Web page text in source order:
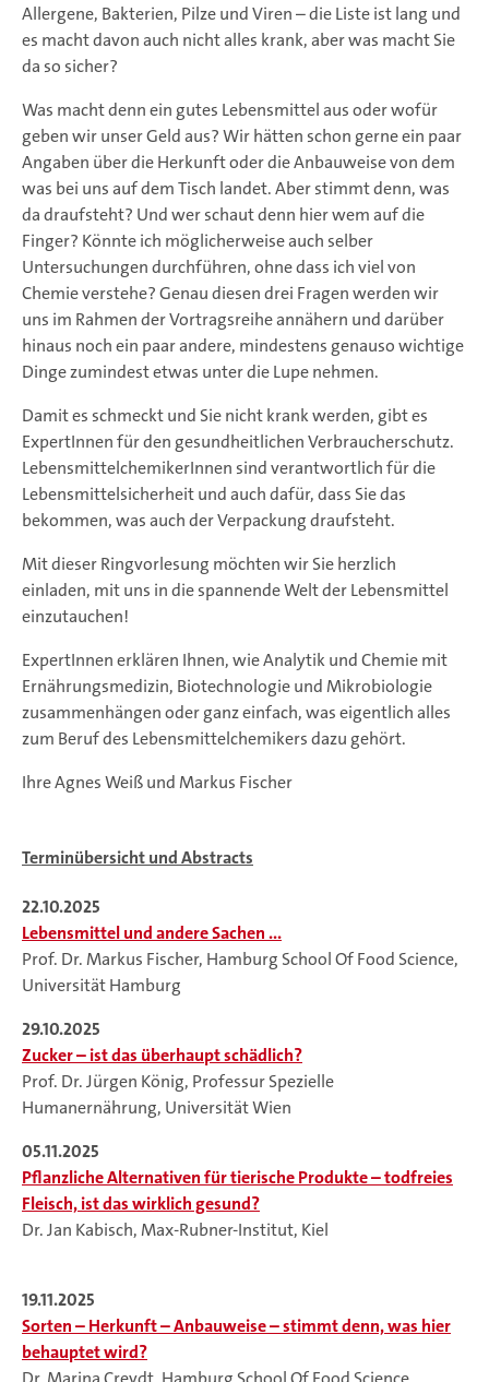
Allergene, Bakterien, Pilze und Viren – die Liste ist lang und
es macht davon auch nicht alles krank, aber was macht Sie
da so sicher?
Was macht denn ein gutes Lebensmittel aus oder wofür
geben wir unser Geld aus? Wir hätten schon gerne ein paar
Angaben über die Herkunft oder die Anbauweise von dem
was bei uns auf dem Tisch landet. Aber stimmt denn, was
da draufsteht? Und wer schaut denn hier wem auf die
Finger? Könnte ich möglicherweise auch selber
Untersuchungen durchführen, ohne dass ich viel von
Chemie verstehe? Genau diesen drei Fragen werden wir
uns im Rahmen der Vortragsreihe annähern und darüber
hinaus noch ein paar andere, mindestens genauso wichtige
Dinge zumindest etwas unter die Lupe nehmen.
Damit es schmeckt und Sie nicht krank werden, gibt es
ExpertInnen für den gesundheitlichen Verbraucherschutz.
LebensmittelchemikerInnen sind verantwortlich für die
Lebensmittelsicherheit und auch dafür, dass Sie das
bekommen, was auch der Verpackung draufsteht.
Mit dieser Ringvorlesung möchten wir Sie herzlich
einladen, mit uns in die spannende Welt der Lebensmittel
einzutauchen!
ExpertInnen erklären Ihnen, wie Analytik und Chemie mit
Ernährungsmedizin, Biotechnologie und Mikrobiologie
zusammenhängen oder ganz einfach, was eigentlich alles
zum Beruf des Lebensmittelchemikers dazu gehört.
Ihre Agnes Weiß und Markus Fischer
Terminübersicht und Abstracts
22.10.2025
Lebensmittel und andere Sachen ...
Prof. Dr. Markus Fischer, Hamburg School Of Food Science,
Universität Hamburg
29.10.2025
Zucker – ist das überhaupt schädlich?
Prof. Dr. Jürgen König, Professur Spezielle
Humanernährung, Universität Wien
05.11.2025
Pflanzliche Alternativen für tierische Produkte – todfreies
Fleisch, ist das wirklich gesund?
Dr. Jan Kabisch, Max-Rubner-Institut, Kiel
19.11.2025
Sorten – Herkunft – Anbauweise – stimmt denn, was hier
behauptet wird?